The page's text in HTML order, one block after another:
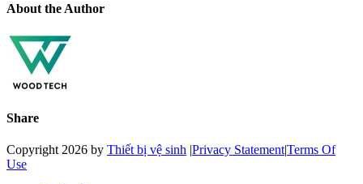
About the Author
Share
Copyright 2026 by Thiết bị vệ sinh |Privacy Statement|Terms Of
Use